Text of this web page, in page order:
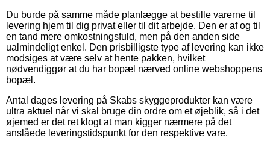
Du burde på samme måde planlægge at bestille varerne til
levering hjem til dig privat eller til dit arbejde. Den er af og til
en tand mere omkostningsfuld, men på den anden side
ualmindeligt enkel. Den prisbilligste type af levering kan ikke
modsiges at være selv at hente pakken, hvilket
nødvendiggør at du har bopæl nærved online webshoppens
bopæl.
Antal dages levering på Skabs skyggeprodukter kan være
ultra aktuel når vi skal bruge din ordre om et øjeblik, så i det
øjemed er det ret klogt at man kigger nærmere på det
anslåede leveringstidspunkt for den respektive vare.